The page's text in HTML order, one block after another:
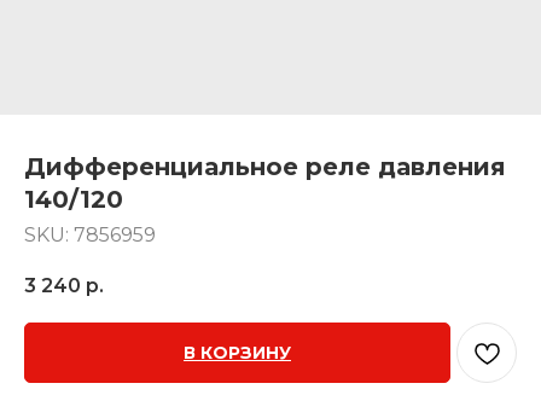
Дифференциальное реле давления
140/120
SKU: 7856959
3 240 р.
В КОРЗИНУ